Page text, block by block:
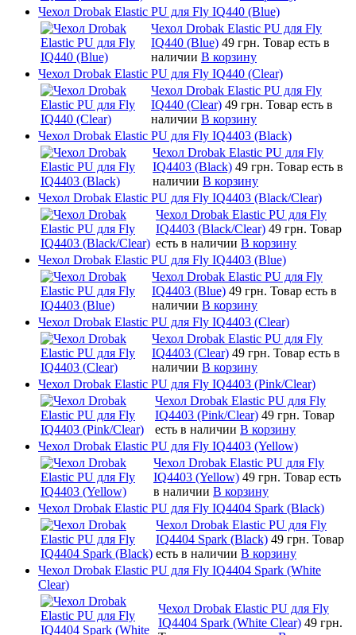
Чехол Drobak Elastic PU для Fly IQ440 (Blue)
Чехол Drobak Elastic PU для Fly
IQ440 (Blue) 49 грн. Товар есть в
наличии В корзину
Чехол Drobak Elastic PU для Fly IQ440 (Clear)
Чехол Drobak Elastic PU для Fly
IQ440 (Clear) 49 грн. Товар есть в
наличии В корзину
Чехол Drobak Elastic PU для Fly IQ4403 (Black)
Чехол Drobak Elastic PU для Fly
IQ4403 (Black) 49 грн. Товар есть в
наличии В корзину
Чехол Drobak Elastic PU для Fly IQ4403 (Black/Clear)
Чехол Drobak Elastic PU для Fly
IQ4403 (Black/Clear) 49 грн. Товар
есть в наличии В корзину
Чехол Drobak Elastic PU для Fly IQ4403 (Blue)
Чехол Drobak Elastic PU для Fly
IQ4403 (Blue) 49 грн. Товар есть в
наличии В корзину
Чехол Drobak Elastic PU для Fly IQ4403 (Clear)
Чехол Drobak Elastic PU для Fly
IQ4403 (Clear) 49 грн. Товар есть в
наличии В корзину
Чехол Drobak Elastic PU для Fly IQ4403 (Pink/Clear)
Чехол Drobak Elastic PU для Fly
IQ4403 (Pink/Clear) 49 грн. Товар
есть в наличии В корзину
Чехол Drobak Elastic PU для Fly IQ4403 (Yellow)
Чехол Drobak Elastic PU для Fly
IQ4403 (Yellow) 49 грн. Товар есть
в наличии В корзину
Чехол Drobak Elastic PU для Fly IQ4404 Spark (Black)
Чехол Drobak Elastic PU для Fly
IQ4404 Spark (Black) 49 грн. Товар
есть в наличии В корзину
Чехол Drobak Elastic PU для Fly IQ4404 Spark (White
Clear)
Чехол Drobak Elastic PU для Fly
IQ4404 Spark (White Clear) 49 грн.